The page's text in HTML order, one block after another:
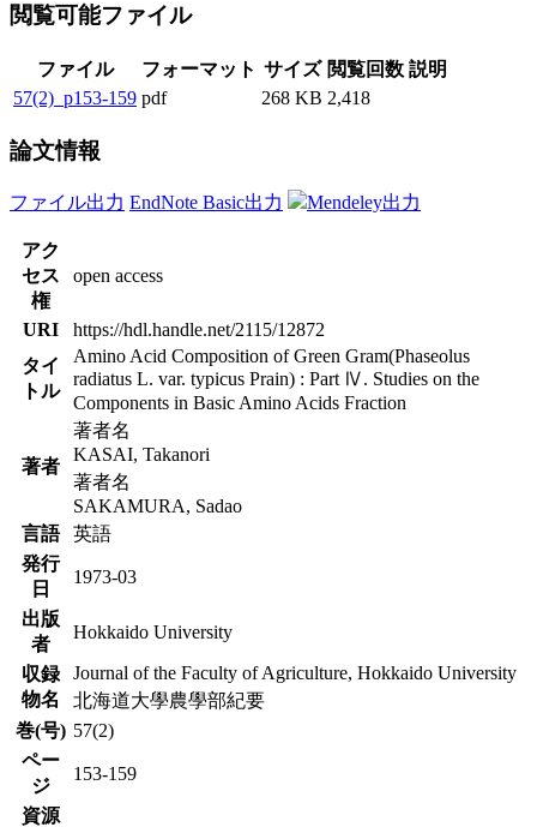
閲覧可能ファイル
ファイル フォーマット サイズ 閲覧回数 説明
57(2)_p153-159 pdf 268 KB 2,418
論文情報
ファイル出力 EndNote Basic出力 Mendeley出力
アク
セス
権
open access
URI
https://hdl.handle.net/2115/12872
タイ
トル
Amino Acid Composition of Green Gram(Phaseolus
radiatus L. var. typicus Prain) : Part Ⅳ. Studies on the
Components in Basic Amino Acids Fraction
著者
著者名
KASAI, Takanori
著者名
SAKAMURA, Sadao
言語
英語
発行
日
1973-03
出版
者
Hokkaido University
収録
物名
Journal of the Faculty of Agriculture, Hokkaido University
北海道大學農學部紀要
巻(号) 57(2)
ペー
ジ
153-159
資源